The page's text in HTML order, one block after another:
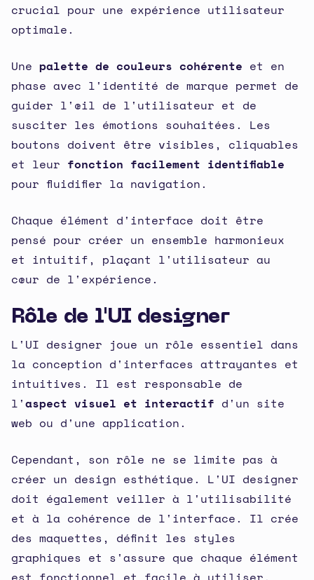
crucial pour une expérience utilisateur
optimale.
Une palette de couleurs cohérente et en
phase avec l'identité de marque permet de
guider l'œil de l'utilisateur et de
susciter les émotions souhaitées. Les
boutons doivent être visibles, cliquables
et leur fonction facilement identifiable
pour fluidifier la navigation.
Chaque élément d'interface doit être
pensé pour créer un ensemble harmonieux
et intuitif, plaçant l'utilisateur au
cœur de l'expérience.
Rôle de l'UI designer
L'UI designer joue un rôle essentiel dans
la conception d'interfaces attrayantes et
intuitives. Il est responsable de
l'aspect visuel et interactif d'un site
web ou d'une application.
Cependant, son rôle ne se limite pas à
créer un design esthétique. L'UI designer
doit également veiller à l'utilisabilité
et à la cohérence de l'interface. Il crée
des maquettes, définit les styles
graphiques et s'assure que chaque élément